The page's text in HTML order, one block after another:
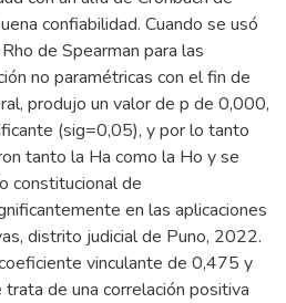
confiabilidad. Cuando se usó
de Spearman para las
no paramétricas con el fin de
produjo un valor de p de 0,000,
(sig=0,05), y por lo tanto
tanto la Ha como la Ho y se
constitucional de
en las aplicaciones
distrito judicial de Puno, 2022.
vinculante de 0,475 y
de una correlación positiva